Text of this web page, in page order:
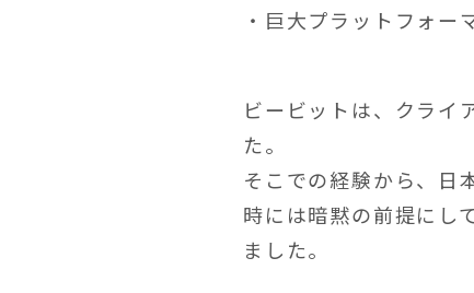
・巨大プラットフォー
ビービットは、クライ
た。
そこでの経験から、日
時には暗黙の前提にし
ました。